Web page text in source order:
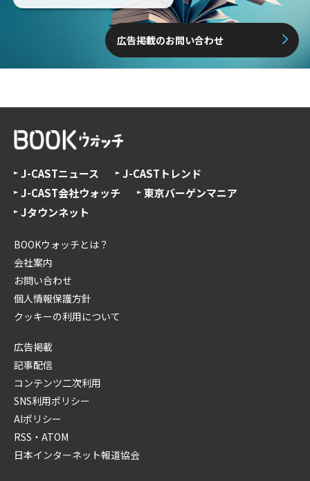
広告掲載のお問い合わせ
J-CASTニュース
J-CASTトレンド
J-CAST会社ウォッチ
東京バーゲンマニア
Jタウンネット
BOOKウォッチとは？
会社案内
お問い合わせ
個人情報保護方針
クッキーの利用について
広告掲載
記事配信
コンテンツ二次利用
SNS利用ポリシー
AIポリシー
RSS・ATOM
日本インターネット報道協会